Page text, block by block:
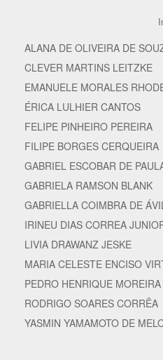
ALANA DE OLIVEIRA DE
CLEVER MARTINS LEITZKE
EMANUELE MORALES
ÉRICA LULHIER CANTOS
FELIPE PINHEIRO PEREIRA
FILIPE BORGES CERQUEIRA
GABRIEL ESCOBAR DE
GABRIELA RAMSON BLANK
GABRIELLA COIMBRA DE
IRINEU DIAS CORREA
LIVIA DRAWANZ JESKE
MARIA CELESTE ENCISO
PEDRO HENRIQUE
RODRIGO SOARES CORRÊA
YASMIN YAMAMOTO DE